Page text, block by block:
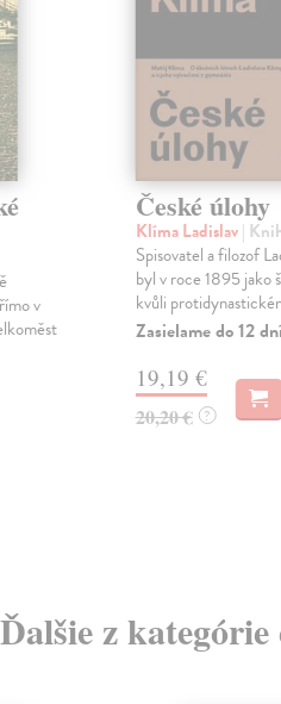
v
České úlohy
Klíma Ladislav|
Spisovatel a filozof
byl v roce 1895 jako
kvůli
Zasielame do 12
19,19 €
20,20 € ?
Ďalšie z